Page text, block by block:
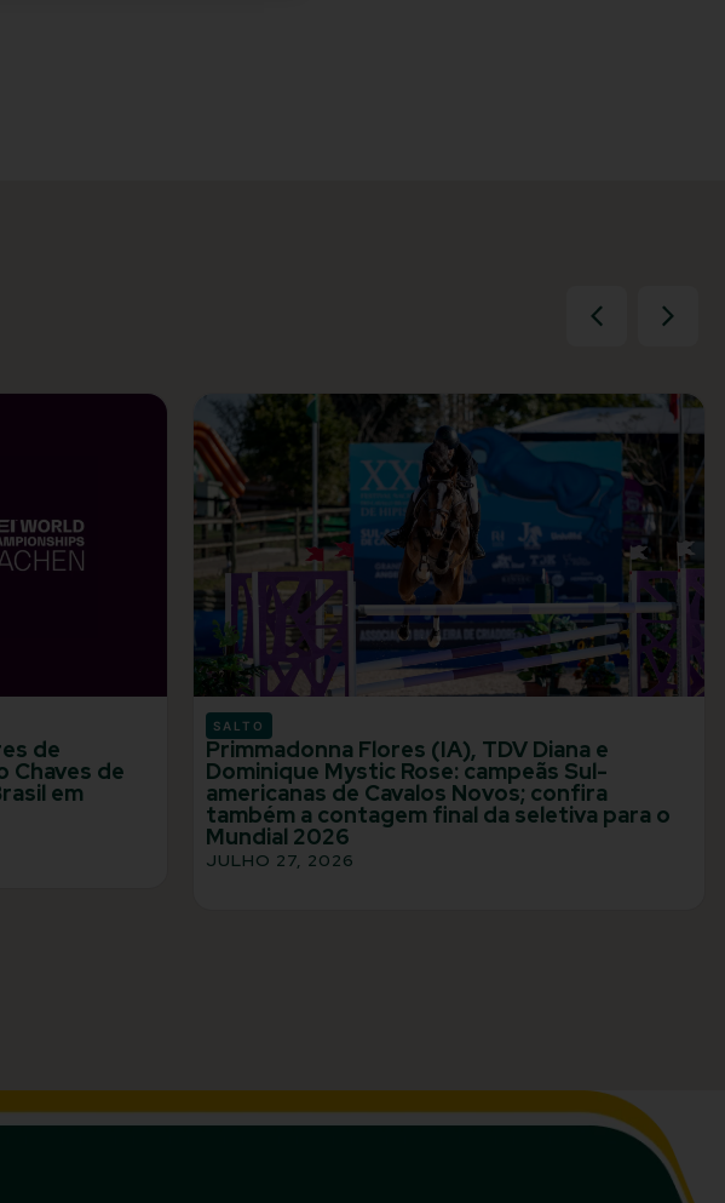
de
Chaves de
em
SALTO
Primmadonna Flores (IA), TDV Diana e
Dominique Mystic Rose: campeãs Sul-
americanas de Cavalos Novos; confira
também a contagem final da seletiva para o
Mundial 2026
JULHO 27, 2026